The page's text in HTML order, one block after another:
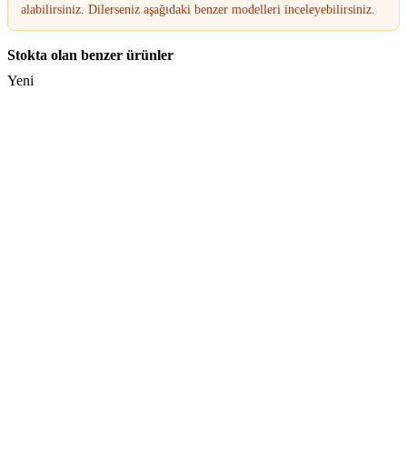
alabilirsiniz. Dilerseniz aşağıdaki benzer modelleri inceleyebilirsiniz.
Stokta olan benzer ürünler
Yeni